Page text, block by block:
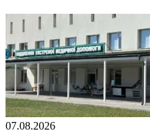
07.08.2026